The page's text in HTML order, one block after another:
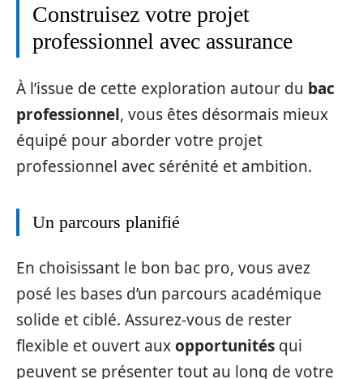
Construisez votre projet
professionnel avec assurance
À l’issue de cette exploration autour du bac
professionnel, vous êtes désormais mieux
équipé pour aborder votre projet
professionnel avec sérénité et ambition.
Un parcours planifié
En choisissant le bon bac pro, vous avez
posé les bases d’un parcours académique
solide et ciblé. Assurez-vous de rester
flexible et ouvert auxopportunités qui
peuvent se présenter tout au long de votre